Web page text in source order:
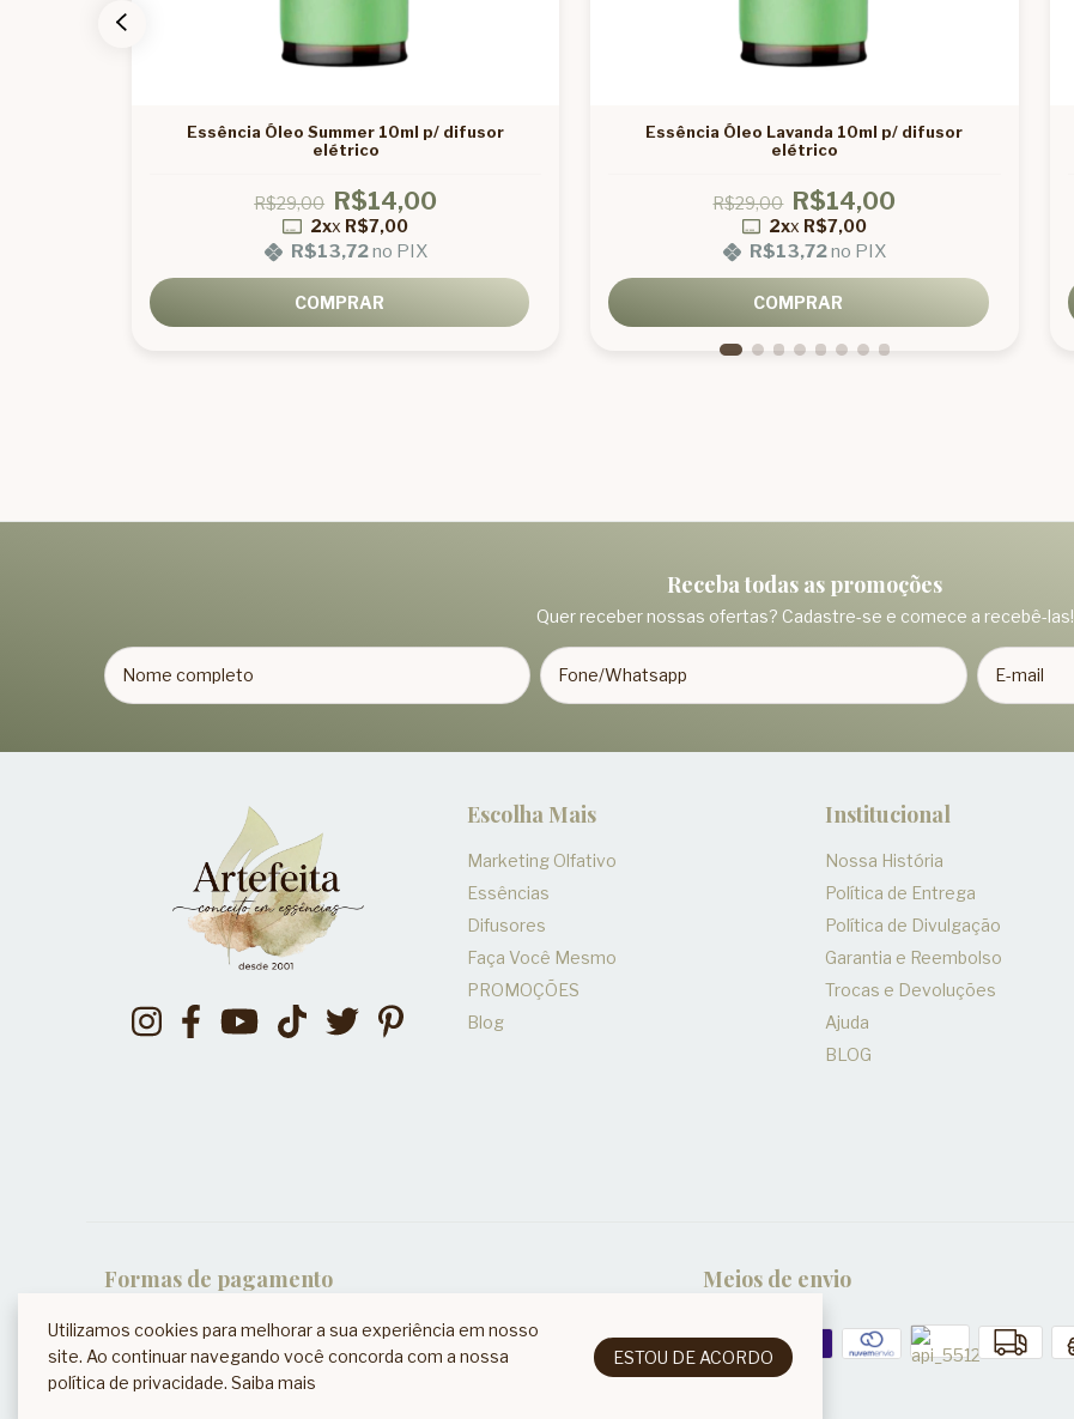
Essência Óleo Summer 10ml p/ difusor
elétrico
R$29,00 R$14,00
2xx R$7,00
R$13,72no PIX
COMPRAR
Essência Óleo Lavanda 10ml p/ difusor
elétrico
R$29,00 R$14,00
2xx R$7,00
R$13,72no PIX
COMPRAR
Receba todas as promoções
Quer receber nossas ofertas? Cadastre-se e comece a recebê-las!
Escolha Mais
Marketing Olfativo
Essências
Difusores
Faça Você Mesmo
PROMOÇÕES
Blog
Institucional
Nossa História
Política de Entrega
Política de Divulgação
Garantia e Reembolso
Trocas e Devoluções
Ajuda
BLOG
Formas de pagamento Meios de envio
Utilizamos cookies para melhorar a sua experiência em nosso
site. Ao continuar navegando você concorda com a nossa
política de privacidade. Saiba mais
ESTOU DE ACORDO